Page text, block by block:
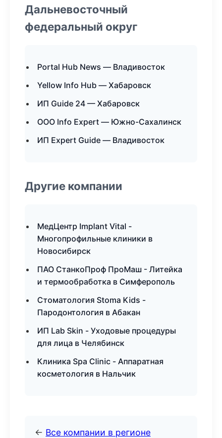
Дальневосточный
федеральный округ
Portal Hub News — Владивосток
Yellow Info Hub — Хабаровск
ИП Guide 24 — Хабаровск
ООО Info Expert — Южно-Сахалинск
ИП Expert Guide — Владивосток
Другие компании
МедЦентр Implant Vital -
Многопрофильные клиники в
Новосибирск
ПАО СтанкоПроф ПроМаш - Литейка
и термообработка в Симферополь
Стоматология Stoma Kids -
Пародонтология в Абакан
ИП Lab Skin - Уходовые процедуры
для лица в Челябинск
Клиника Spa Clinic - Аппаратная
косметология в Нальчик
← Все компании в регионе